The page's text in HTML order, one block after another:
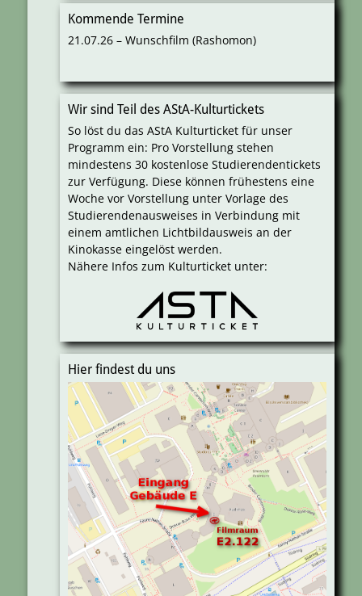
Kommende Termine
21.07.26 – Wunschfilm (Rashomon)
Wir sind Teil des AStA-Kulturtickets
So löst du das AStA Kulturticket für unser
Programm ein: Pro Vorstellung stehen
mindestens 30 kostenlose Studierendentickets
zur Verfügung. Diese können frühestens eine
Woche vor Vorstellung unter Vorlage des
Studierendenausweises in Verbindung mit
einem amtlichen Lichtbildausweis an der
Kinokasse eingelöst werden.
Nähere Infos zum Kulturticket unter:
Hier findest du uns